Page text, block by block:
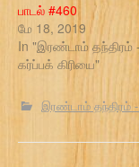
பாடல் #460
மே 18, 2019
In "இரண்டாம் தந்திரம்
கர்ப்பக் கிரியை"
இரண்டாம் தந்திரம் -